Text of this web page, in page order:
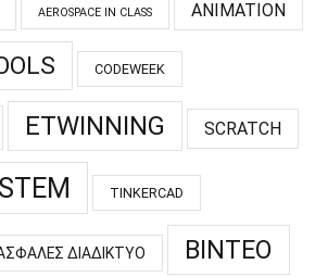
AEROSPACE IN CLASS ANIMATION
CODEWEEK
ETWINNING SCRATCH
STEM TINKERCAD
ΔΙΑΔΊΚΤΥΟ ΒΊΝΤΕΟ